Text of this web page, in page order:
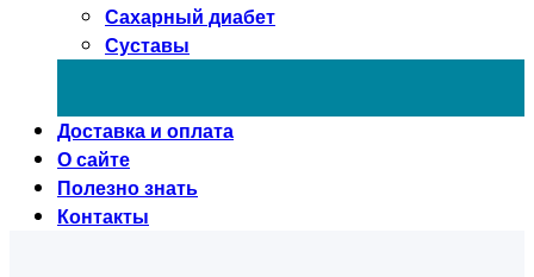
Сахарный диабет
Суставы
Доставка и оплата
О сайте
Полезно знать
Контакты